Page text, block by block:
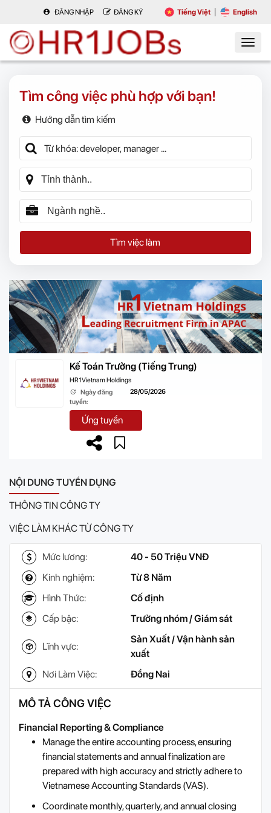
ĐĂNG NHẬP ĐĂNG KÝ Tiếng Việt English
Tìm công việc phù hợp với bạn!
Hướng dẫn tìm kiếm
Tìm việc làm
Kế Toán Trưởng (Tiếng Trung)
HR1Vietnam Holdings
Ngày đăng
tuyển:
28/05/2026
Ứng tuyển
NỘI DUNG TUYỂN DỤNG
THÔNG TIN CÔNG TY
VIỆC LÀM KHÁC TỪ CÔNG TY
Mức lương:
40 - 50 Triệu VNĐ
Kinh nghiệm:
Từ 8 Năm
Hình Thức:
Cố định
Cấp bậc:
Trưởng nhóm / Giám sát
Lĩnh vực:
Sản Xuất / Vận hành sản
xuất
Nơi Làm Việc:
Đồng Nai
MÔ TẢ CÔNG VIỆC
Financial Reporting & Compliance
Manage the entire accounting process, ensuring
financial statements and annual finalization are
prepared with high accuracy and strictly adhere to
Vietnamese Accounting Standards (VAS).
Coordinate monthly, quarterly, and annual closing